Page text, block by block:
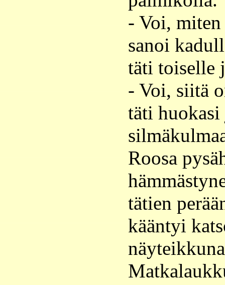
- Voi,
sanoi
täti toiselle
- Voi, siitä
täti
Roosa
tätien
kääntyi